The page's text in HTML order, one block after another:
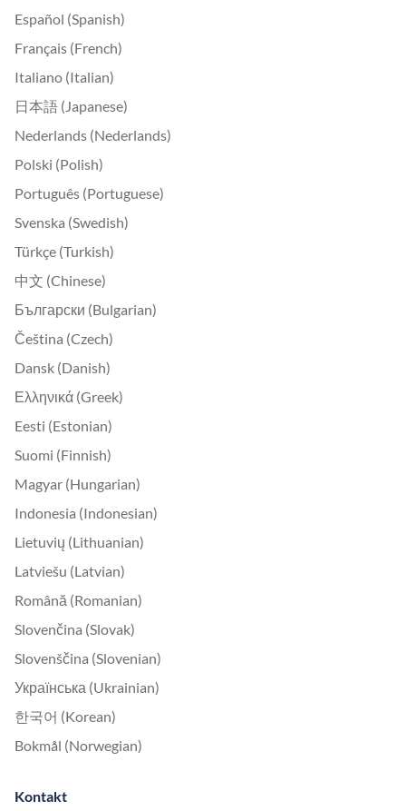
Español (Spanish)
Français (French)
Italiano (Italian)
日本語 (Japanese)
Nederlands (Nederlands)
Polski (Polish)
Português (Portuguese)
Svenska (Swedish)
Türkçe (Turkish)
中文 (Chinese)
Български (Bulgarian)
Čeština (Czech)
Dansk (Danish)
Ελληνικά (Greek)
Eesti (Estonian)
Suomi (Finnish)
Magyar (Hungarian)
Indonesia (Indonesian)
Lietuvių (Lithuanian)
Latviešu (Latvian)
Română (Romanian)
Slovenčina (Slovak)
Slovenščina (Slovenian)
Українська (Ukrainian)
한국어 (Korean)
Bokmål (Norwegian)
Kontakt